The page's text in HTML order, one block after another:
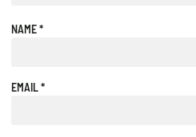
NAME*
EMAIL*